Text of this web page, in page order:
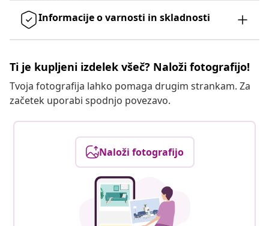
Informacije o varnosti in skladnosti
Ti je kupljeni izdelek všeč? Naloži fotografijo!
Tvoja fotografija lahko pomaga drugim strankam. Za
začetek uporabi spodnjo povezavo.
Naloži fotografijo